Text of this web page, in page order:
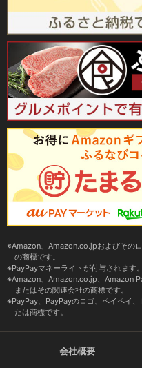
Amazon、Amazon.co.jpおよびその
の商標です。
PayPayマネーライトが付与されます
Amazon、Amazon.co.jp、Amazon
またはその関連会社の商標です。
PayPay、PayPayのロゴ、ペイペイ
たは商標です。
会社概要